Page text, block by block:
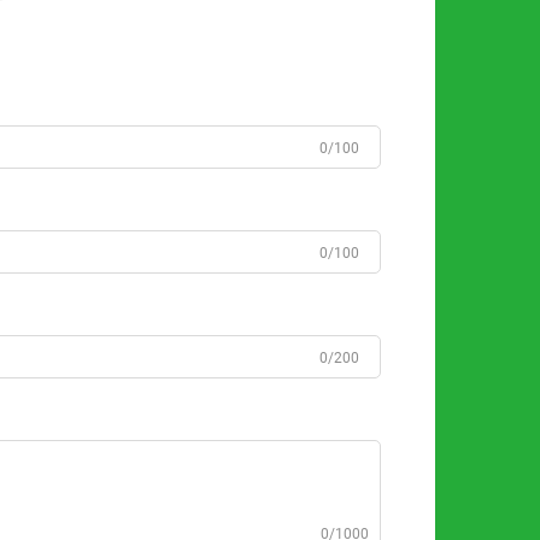
0/100
0/100
0/200
0/1000